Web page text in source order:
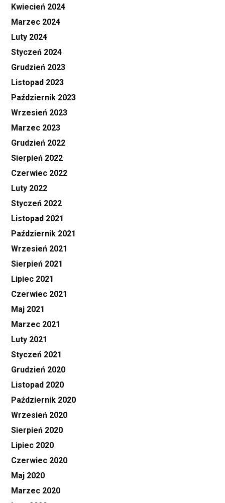
Kwiecień 2024
Marzec 2024
Luty 2024
Styczeń 2024
Grudzień 2023
Listopad 2023
Październik 2023
Wrzesień 2023
Marzec 2023
Grudzień 2022
Sierpień 2022
Czerwiec 2022
Luty 2022
Styczeń 2022
Listopad 2021
Październik 2021
Wrzesień 2021
Sierpień 2021
Lipiec 2021
Czerwiec 2021
Maj 2021
Marzec 2021
Luty 2021
Styczeń 2021
Grudzień 2020
Listopad 2020
Październik 2020
Wrzesień 2020
Sierpień 2020
Lipiec 2020
Czerwiec 2020
Maj 2020
Marzec 2020